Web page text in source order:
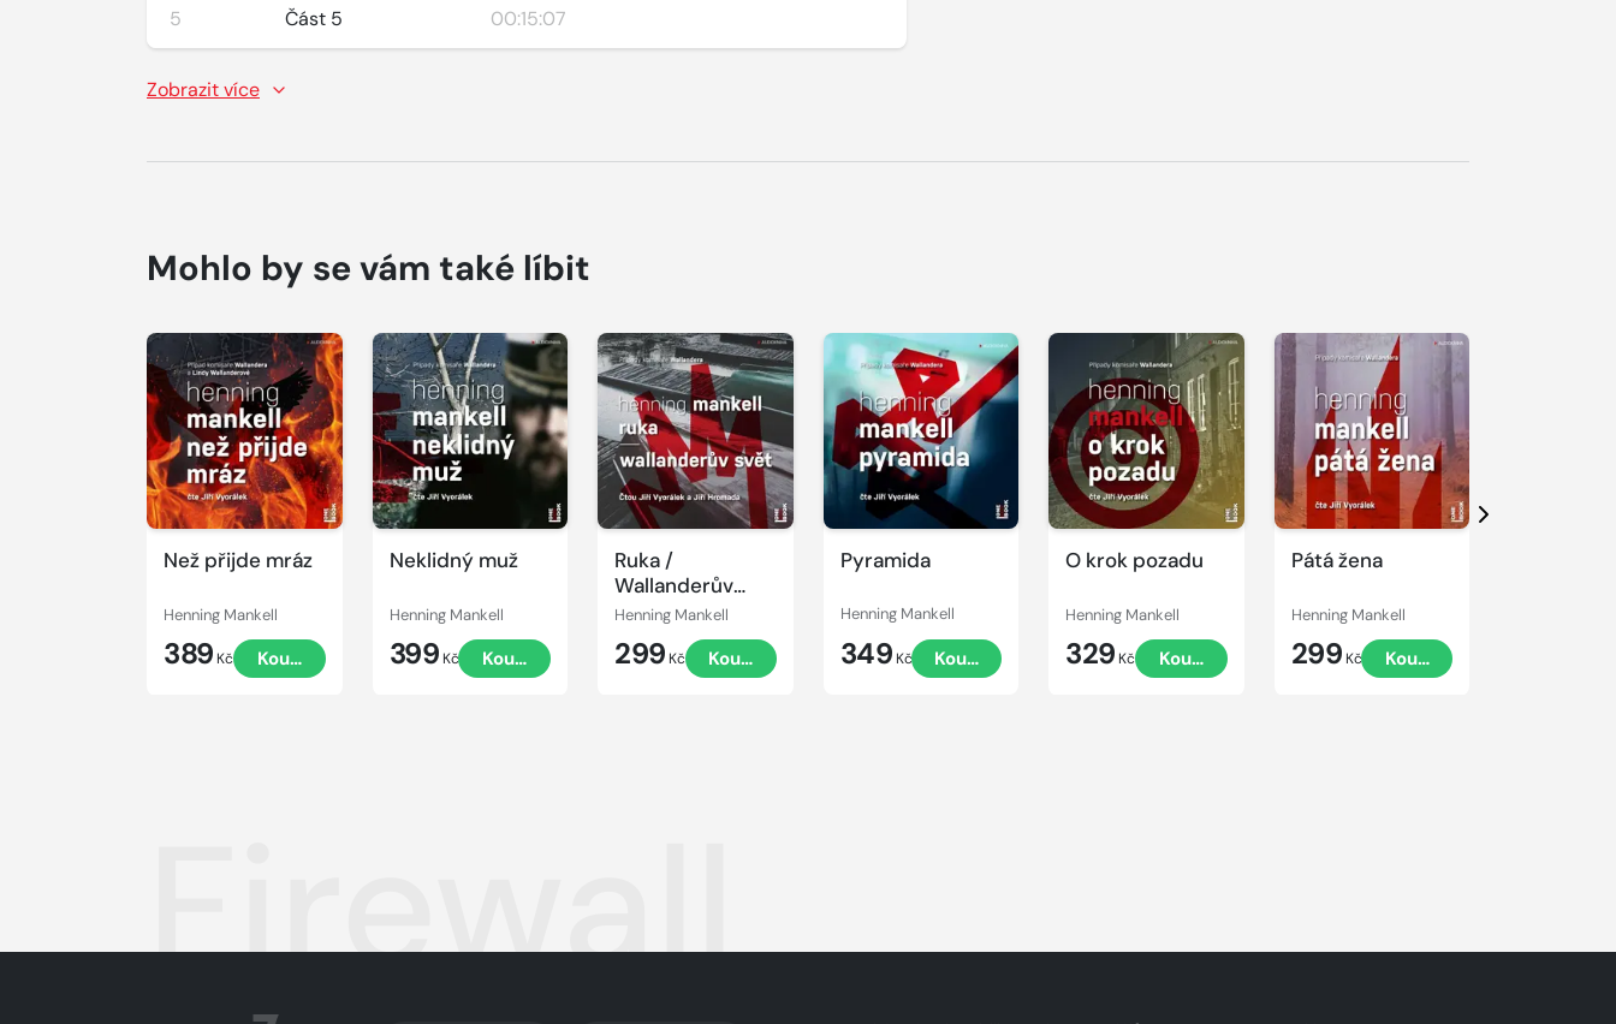
5 Část 5 00:15:07
Zobrazit více
Mohlo by se vám také líbit
Než přijde mráz
Henning Mankell
389 Kč Koupit
Přehrát
ukázku
Neklidný muž
Henning Mankell
399 Kč Koupit
Přehrát
ukázku
Ruka /
Wallanderův
svět
Henning Mankell
299 Kč Koupit
Přehrát
ukázku
Pyramida
Henning Mankell
349 Kč Koupit
Přehrát
ukázku
O krok pozadu
Henning Mankell
329 Kč Koupit
Přehrát
ukázku
Pátá žena
Henning Mankell
299 Kč Koupit
Přehrát
ukázku
Další
Firewall